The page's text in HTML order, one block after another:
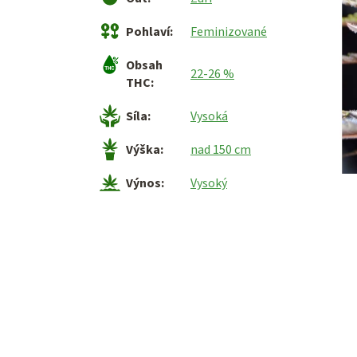
Pohlaví:
Feminizované
Obsah
THC: 22-26 %
Síla:
Vysoká
Výška:
nad 150 cm
Výnos: Vysoký